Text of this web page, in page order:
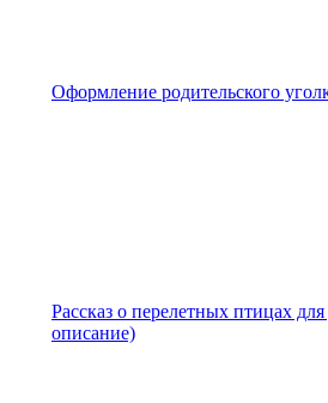
Оформление родительского
Рассказ о перелетных птицах
описание)